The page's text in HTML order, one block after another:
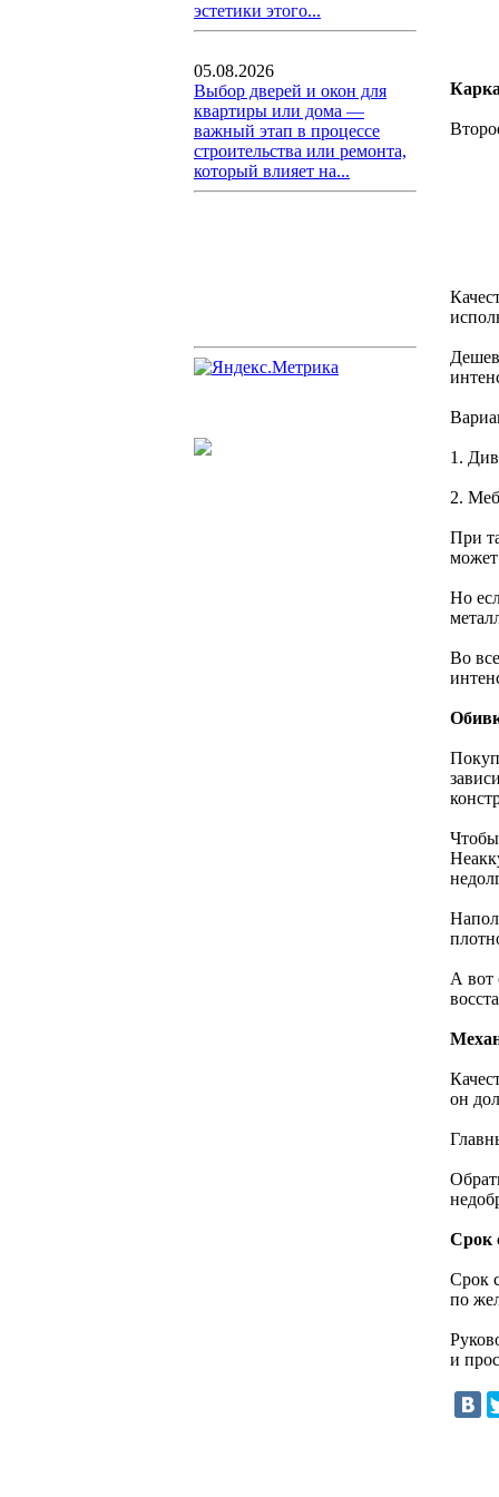
эстетики этого...
05.08.2026
Выбор дверей и окон для
квартиры или дома —
важный этап в процессе
строительства или ремонта,
который влияет на...
1.
2.
При
Но
Во
А вот
он
Срок
Срок
по
и